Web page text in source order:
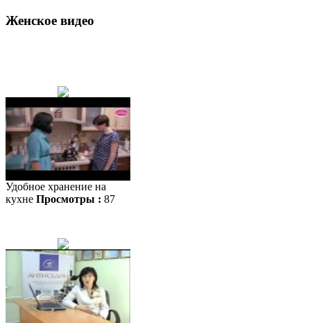
Женское видео
Удобное хранение на
кухне Просмотры : 87